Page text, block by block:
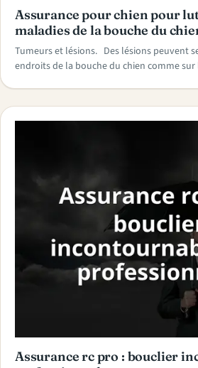
Assurance pour chien pour
maladies de la bouche du
Tumeurs et lésions. Des lésions peuvent
endroits de la bouche du chien comme sur
Assurance rc pro : bouclier